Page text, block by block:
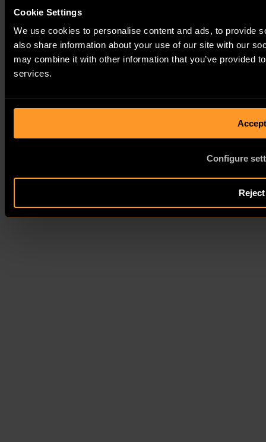
Cookie Settings
We use cookies to personalise content and ads, to provide
also share information about your use of our site with our
may combine it with other information that you’ve provided
services.
Accept
Configure
Reject
Mentions légales
Clause de non-responsabilité
Ⓒ 2026 FutureLog AG
Français
English